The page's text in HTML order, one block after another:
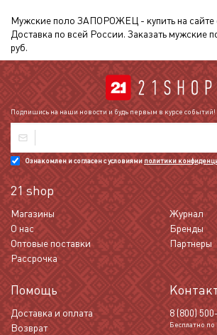
Мужские поло ЗАПОРОЖЕЦ - купить на сайте
Доставка по всей России. Заказать мужские
руб.
Подпишись на наши новости и будь первым в курсе событий!
Ознакомлен и согласен с условиямиполитики
21 shop
Магазины
Журнал
О нас
Бренды
Оптовые поставки
Партнеры
Рассрочка
Помощь
Доставка и оплата
Возврат
8 (800)
Бесплатно по